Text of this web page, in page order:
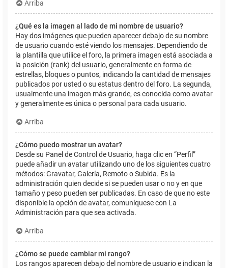
Arriba
¿Qué es la imagen al lado de mi nombre de usuario?
Hay dos imágenes que pueden aparecer debajo de su nombre
de usuario cuando esté viendo los mensajes. Dependiendo de
la plantilla que utilice el foro, la primera imagen está asociada a
la posición (rank) del usuario, generalmente en forma de
estrellas, bloques o puntos, indicando la cantidad de mensajes
publicados por usted o su estatus dentro del foro. La segunda,
usualmente una imagen más grande, es conocida como avatar
y generalmente es única o personal para cada usuario.
Arriba
¿Cómo puedo mostrar un avatar?
Desde su Panel de Control de Usuario, haga clic en “Perfil”
puede añadir un avatar utilizando uno de los siguientes cuatro
métodos: Gravatar, Galería, Remoto o Subida. Es la
administración quien decide si se pueden usar o no y en que
tamaño y peso pueden ser publicadas. En caso de que no este
disponible la opción de avatar, comuníquese con La
Administración para que sea activada.
Arriba
¿Cómo se puede cambiar mi rango?
Los rangos aparecen debajo del nombre de usuario e indican la